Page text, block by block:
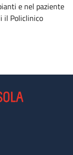
e nel paziente
il Policlinico